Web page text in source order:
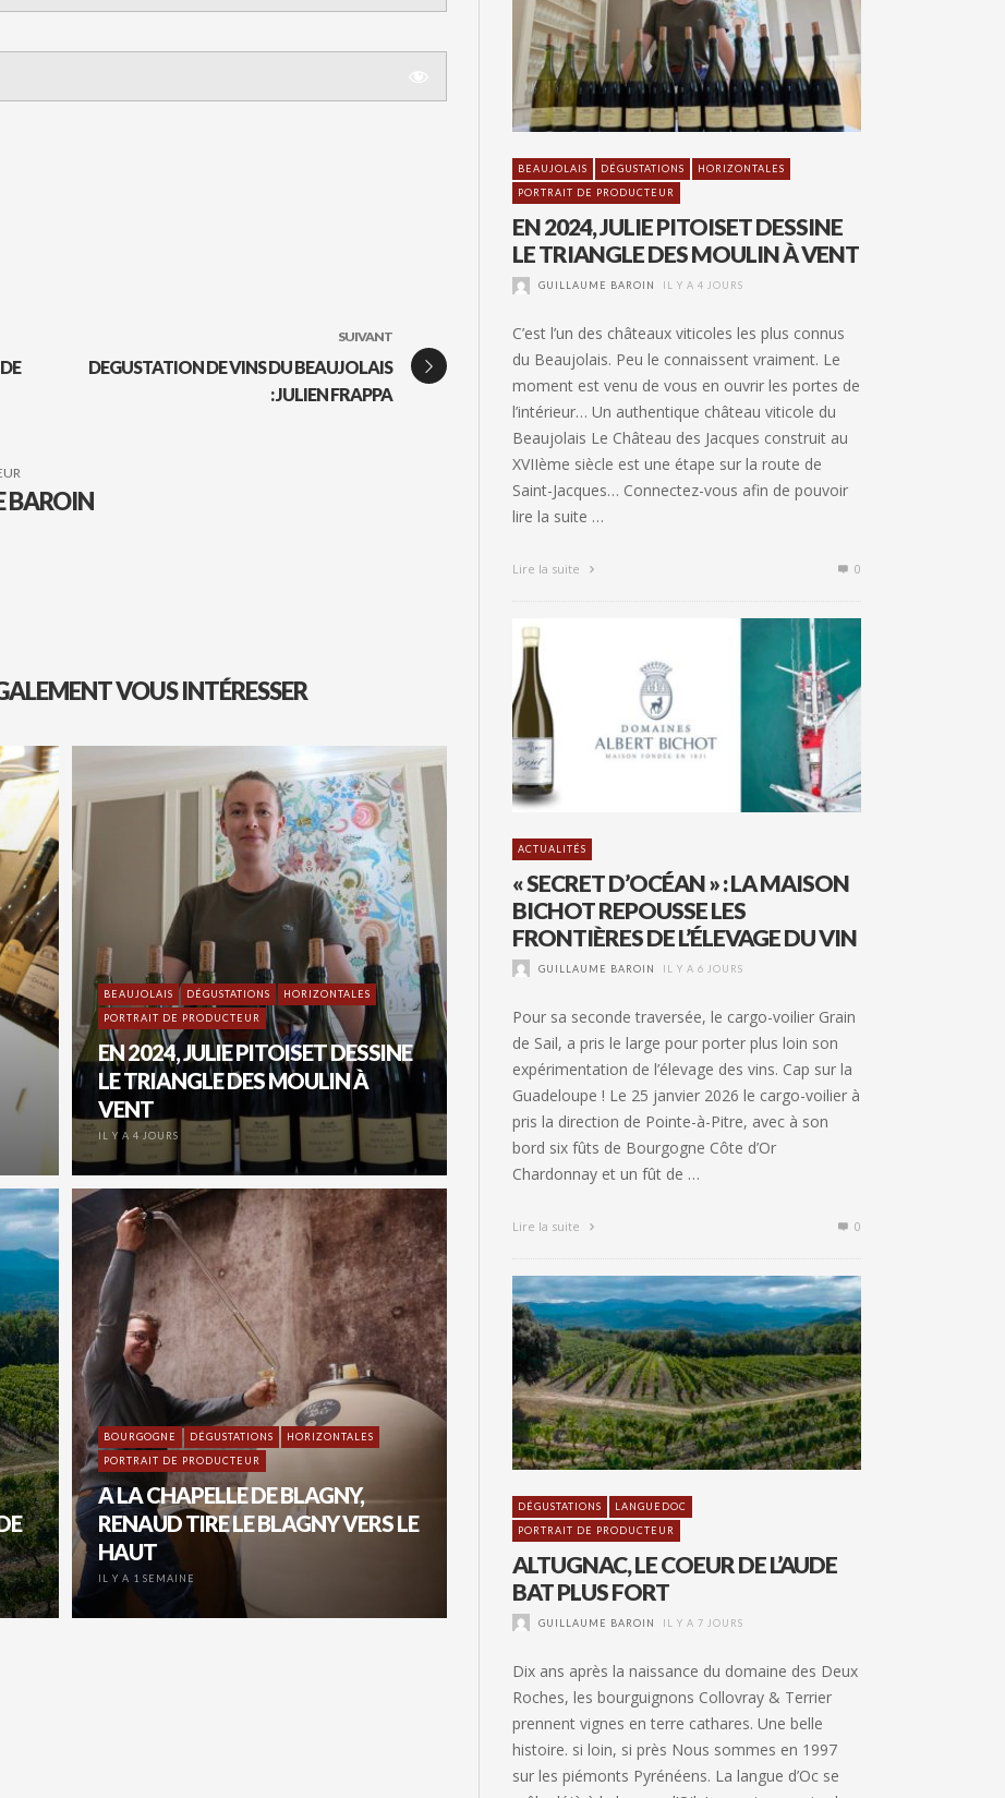
SUIVANT
DEGUSTATION DE VINS DU BEAUJOLAIS
: JULIEN FRAPPA
BAROIN
VOUS INTÉRESSER
BEAUJOLAIS DÉGUSTATIONS
HORIZONTALES
PORTRAIT DE PRODUCTEUR
EN 2024, JULIE PITOISET DESSINE
LE TRIANGLE DES MOULIN À
VENT
IL Y A 4 JOURS
BOURGOGNE DÉGUSTATIONS
HORIZONTALES
PORTRAIT DE PRODUCTEUR
A LA CHAPELLE DE BLAGNY,
RENAUD TIRE LE BLAGNY VERS LE
HAUT
IL Y A 1 SEMAINE
BEAUJOLAIS DÉGUSTATIONS
HORIZONTALES
PORTRAIT DE PRODUCTEUR
EN 2024, JULIE PITOISET DESSINE
LE TRIANGLE DES MOULIN À VENT
GUILLAUME BAROIN IL Y A 4 JOURS
C’est l’un des châteaux viticoles les plus connus
du Beaujolais. Peu le connaissent vraiment. Le
moment est venu de vous en ouvrir les portes de
l’intérieur… Un authentique château viticole du
Beaujolais Le Château des Jacques construit au
XVIIème siècle est une étape sur la route de
Saint-Jacques… Connectez-vous afin de pouvoir
lire la suite …
Lire la suite 0
ACTUALITÉS
« SECRET D’OCÉAN » : LA MAISON
BICHOT REPOUSSE LES
FRONTIÈRES DE L’ÉLEVAGE DU VIN
GUILLAUME BAROIN IL Y A 6 JOURS
Pour sa seconde traversée, le cargo-voilier Grain
de Sail, a pris le large pour porter plus loin son
expérimentation de l’élevage des vins. Cap sur la
Guadeloupe ! Le 25 janvier 2026 le cargo-voilier à
pris la direction de Pointe-à-Pitre, avec à son
bord six fûts de Bourgogne Côte d’Or
Chardonnay et un fût de …
Lire la suite 0
DÉGUSTATIONS
LANGUEDOC
PORTRAIT DE PRODUCTEUR
ALTUGNAC, LE COEUR DE L’AUDE
BAT PLUS FORT
GUILLAUME BAROIN IL Y A 7 JOURS
Dix ans après la naissance du domaine des Deux
Roches, les bourguignons Collovray & Terrier
prennent vignes en terre cathares. Une belle
histoire. si loin, si près Nous sommes en 1997
sur les piémonts Pyrénéens. La langue d’Oc se